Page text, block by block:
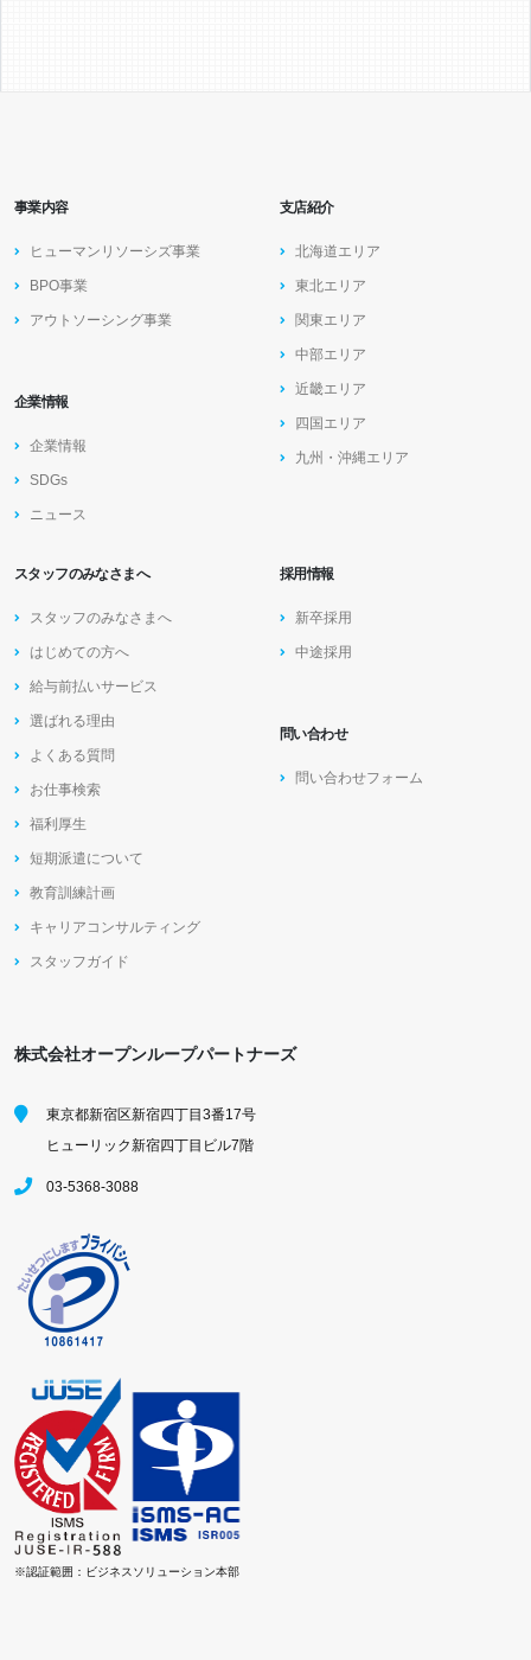
事業内容
ヒューマンリソーシズ事業
BPO事業
アウトソーシング事業
企業情報
企業情報
SDGs
ニュース
支店紹介
北海道エリア
東北エリア
関東エリア
中部エリア
近畿エリア
四国エリア
九州・沖縄エリア
スタッフのみなさまへ
スタッフのみなさまへ
はじめての方へ
給与前払いサービス
選ばれる理由
よくある質問
お仕事検索
福利厚生
短期派遣について
教育訓練計画
キャリアコンサルティング
スタッフガイド
採用情報
新卒採用
中途採用
問い合わせ
問い合わせフォーム
株式会社オープンループパートナーズ
東京都新宿区新宿四丁目3番17号
ヒューリック新宿四丁目ビル7階
03-5368-3088
※認証範囲：ビジネスソリューション本部